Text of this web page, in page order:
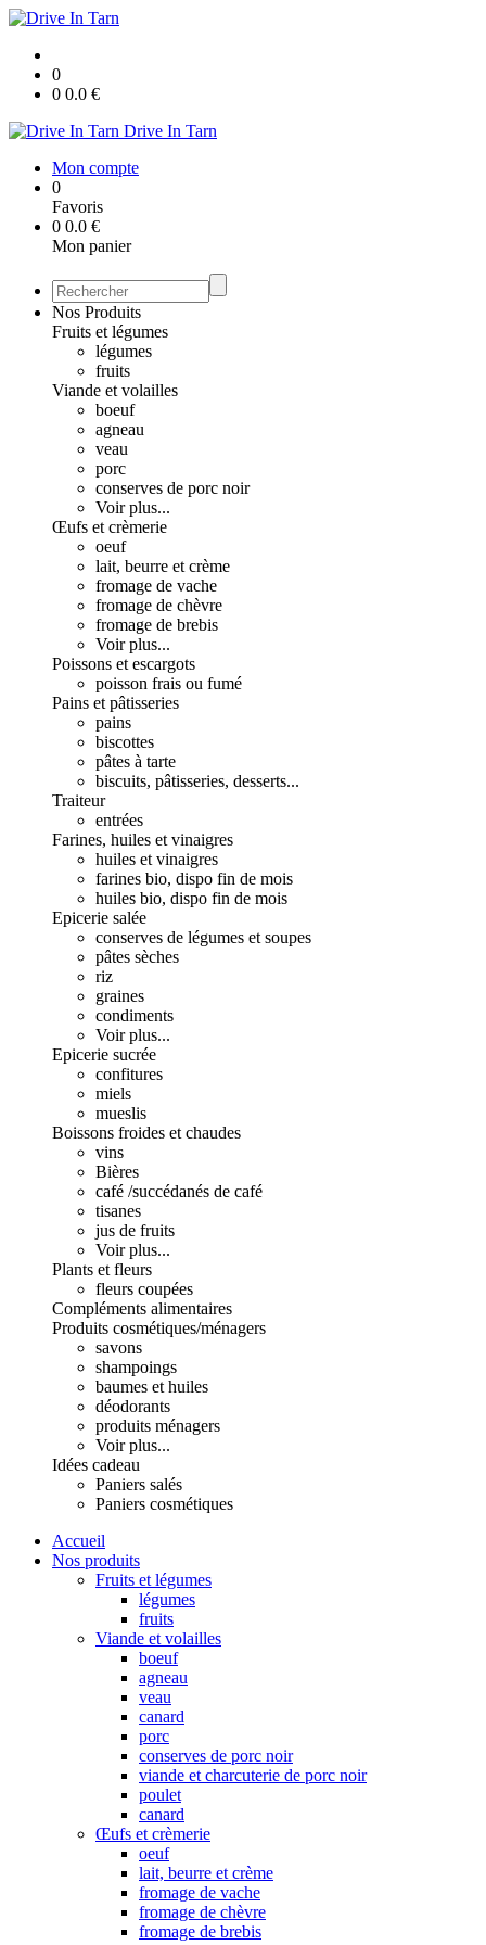
0
0 0.0 €
Drive In Tarn
Mon compte
0
Favoris
0 0.0 €
Mon panier
Nos Produits
Fruits et légumes
légumes
fruits
Viande et volailles
boeuf
agneau
veau
porc
conserves de porc noir
Voir plus...
Œufs et crèmerie
oeuf
lait, beurre et crème
fromage de vache
fromage de chèvre
fromage de brebis
Voir plus...
Poissons et escargots
poisson frais ou fumé
Pains et pâtisseries
pains
biscottes
pâtes à tarte
biscuits, pâtisseries, desserts...
Traiteur
entrées
Farines, huiles et vinaigres
huiles et vinaigres
farines bio, dispo fin de mois
huiles bio, dispo fin de mois
Epicerie salée
conserves de légumes et soupes
pâtes sèches
riz
graines
condiments
Voir plus...
Epicerie sucrée
confitures
miels
mueslis
Boissons froides et chaudes
vins
Bières
café /succédanés de café
tisanes
jus de fruits
Voir plus...
Plants et fleurs
fleurs coupées
Compléments alimentaires
Produits cosmétiques/ménagers
savons
shampoings
baumes et huiles
déodorants
produits ménagers
Voir plus...
Idées cadeau
Paniers salés
Paniers cosmétiques
Accueil
Nos produits
Fruits et légumes
légumes
fruits
Viande et volailles
boeuf
agneau
veau
canard
porc
conserves de porc noir
viande et charcuterie de porc noir
poulet
canard
Œufs et crèmerie
oeuf
lait, beurre et crème
fromage de vache
fromage de chèvre
fromage de brebis